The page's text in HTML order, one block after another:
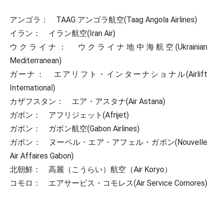
アンゴラ： TAAG アンゴラ航空(Taag Angola Airlines)
イラン： イラン航空(Iran Air)
ウクライナ： ウクライナ地中海航空(Ukrainian
Mediterranean)
ガーナ： エアリフト・インターナショナル(Airlift
International)
カザフスタン： エア・アスタナ(Air Astana)
ガボン： アフリジェット(Afrijet)
ガボン： ガボン航空(Gabon Airlines)
ガボン： ヌーベル・エア・アフェル・ガボン(Nouvelle
Air Affaires Gabon)
北朝鮮： 高麗（こうらい）航空（Air Koryo）
コモロ： エアサービス・コモレス(Air Service Comores)